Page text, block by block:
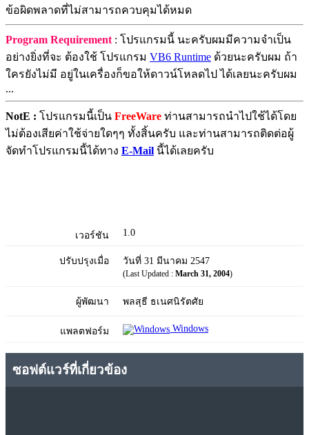
ข้อผิดพลาดที่ไม่สามารถควบคุมได้หมด
Program Requirement: โปรแกรมนี้ นะครับผมมีความจำเป็น
อย่างยิ่งที่จะ ต้องใช้ โปรแกรม VB6 Runtime ด้วยนะครับผม ถ้า
ใครยังไม่มี อยู่ในเครื่องก็ขอให้ดาวน์โหลดไป ได้เลยนะครับผม
...
NotE : โปรแกรมนี้เป็น FreeWare ท่านสามารถนำไปใช้ได้โดย
ไม่ต้องเสียค่าใช้จ่ายใดๆๆ ทั้งสิ้นครับ และท่านสามารถติดต่อผู้
จัดทำโปรแกรมนี้ได้ทาง E-Mail นี้ได้เลยครับ
เวอร์ชัน 1.0
ปรับปรุงเมื่อ วันที่ 31 มีนาคม 2547
(Last Updated : March 31, 2004)
ผู้พัฒนา พลสุธี ธเนศนิรัตศัย
แพลตฟอร์ม Windows
ซอฟต์แวร์ที่เกี่ยวข้อง